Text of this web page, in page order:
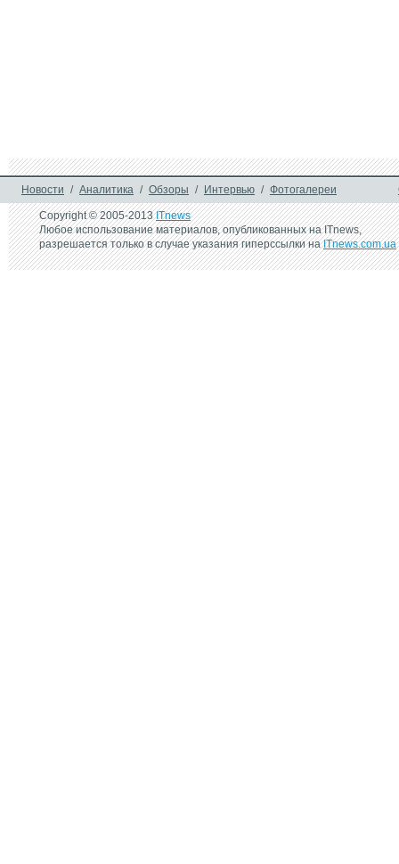
Новости / Аналитика / Обзоры / Интервью / Фотогалереи
Copyright © 2005-2013ITnews
Любое использование материалов, опубликованных на ITnews,
разрешается только в случае указания гиперссылки наITnews.com.ua